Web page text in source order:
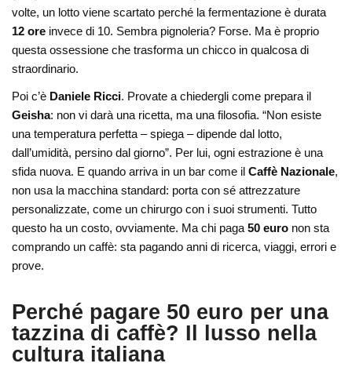
volte, un lotto viene scartato perché la fermentazione è durata
12 ore invece di 10. Sembra pignoleria? Forse. Ma è proprio
questa ossessione che trasforma un chicco in qualcosa di
straordinario.
Poi c’è Daniele Ricci. Provate a chiedergli come prepara il
Geisha: non vi darà una ricetta, ma una filosofia. “Non esiste
una temperatura perfetta – spiega – dipende dal lotto,
dall’umidità, persino dal giorno”. Per lui, ogni estrazione è una
sfida nuova. E quando arriva in un bar come ilCaffè Nazionale,
non usa la macchina standard: porta con sé attrezzature
personalizzate, come un chirurgo con i suoi strumenti. Tutto
questo ha un costo, ovviamente. Ma chi paga50 euro non sta
comprando un caffè: sta pagando anni di ricerca, viaggi, errori e
prove.
Perché pagare 50 euro per una
tazzina di caffè? Il lusso nella
cultura italiana